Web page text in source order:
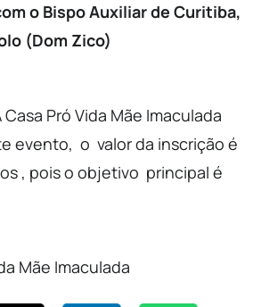
o Bispo Auxiliar de Curitiba,
(Dom Zico)
Casa Pró Vida Mãe Imaculada
evento, o valor da inscrição é
, pois o objetivo principal é
Mãe Imaculada